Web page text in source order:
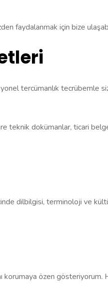
faydalanmak için bize
tercümanlık tecrübemle
dokümanlar, ticari
dilbilgisi, terminoloji ve
özen